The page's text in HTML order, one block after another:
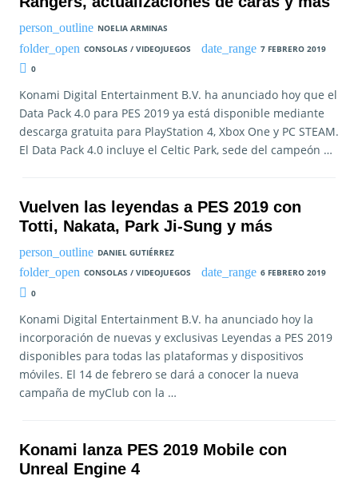
NOELIA ARMINAS
CONSOLAS / VIDEOJUEGOS
7 FEBRERO 2019
0
Konami Digital Entertainment B.V. ha anunciado hoy que el
Data Pack 4.0 para PES 2019 ya está disponible mediante
descarga gratuita para PlayStation 4, Xbox One y PC STEAM.
El Data Pack 4.0 incluye el Celtic Park, sede del campeón …
Vuelven las leyendas a PES 2019 con
Totti, Nakata, Park Ji-Sung y más
DANIEL GUTIÉRREZ
CONSOLAS / VIDEOJUEGOS
6 FEBRERO 2019
0
Konami Digital Entertainment B.V. ha anunciado hoy la
incorporación de nuevas y exclusivas Leyendas a PES 2019
disponibles para todas las plataformas y dispositivos
móviles. El 14 de febrero se dará a conocer la nueva
campaña de myClub con la …
Konami lanza PES 2019 Mobile con
Unreal Engine 4